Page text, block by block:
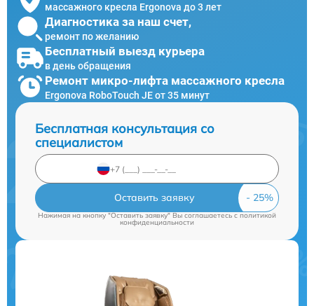
массажного кресла Ergonova до 3 лет
Диагностика за наш счет,
ремонт по желанию
Бесплатный выезд курьера
в день обращения
Ремонт микро-лифта массажного кресла
Ergonova RoboTouch JE от 35 минут
Бесплатная консультация со
специалистом
Оставить заявку
Нажимая на кнопку "Оставить заявку" Вы соглашаетесь cполитикой
конфиденциальности